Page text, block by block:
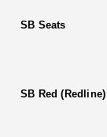
SB Seats
SB Red (Redline)